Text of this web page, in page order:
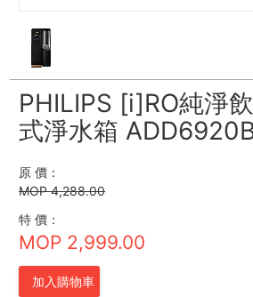
PHILIPS [i]RO純淨
式淨水箱
原 價：
MOP 4,288.00
特 價：
MOP 2,999.00
加入購物車